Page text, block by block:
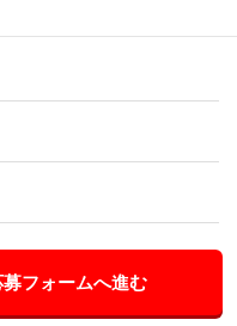
フォームへ進む